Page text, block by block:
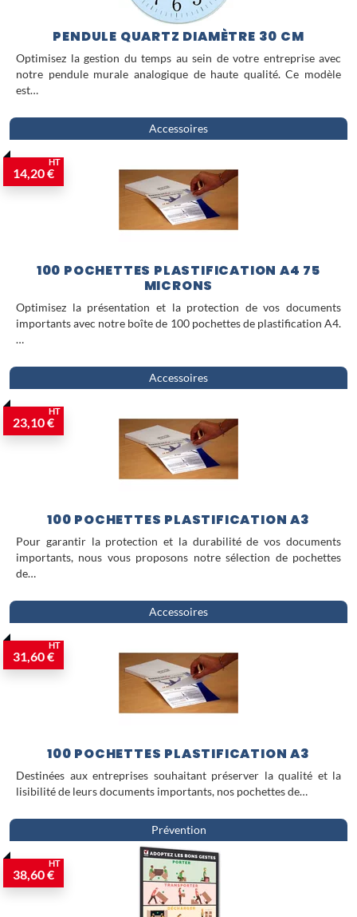
PENDULE QUARTZ DIAMÈTRE 30 CM
Optimisez la gestion du temps au sein de votre entreprise avec
notre pendule murale analogique de haute qualité. Ce modèle
est…
Accessoires
14,20 €
HT
100 POCHETTES PLASTIFICATION A4 75
MICRONS
Optimisez la présentation et la protection de vos documents
importants avec notre boîte de 100 pochettes de plastification A4.
…
Accessoires
23,10 €
HT
100 POCHETTES PLASTIFICATION A3
Pour garantir la protection et la durabilité de vos documents
importants, nous vous proposons notre sélection de pochettes
de…
Accessoires
31,60 €
HT
100 POCHETTES PLASTIFICATION A3
Destinées aux entreprises souhaitant préserver la qualité et la
lisibilité de leurs documents importants, nos pochettes de…
Prévention
38,60 €
HT